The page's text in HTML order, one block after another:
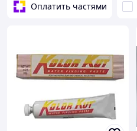
Оплатить частями